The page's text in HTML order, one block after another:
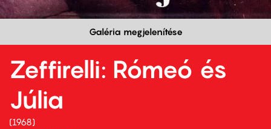
Galéria megjelenítése
Zeffirelli: Rómeó és
Júlia
1968